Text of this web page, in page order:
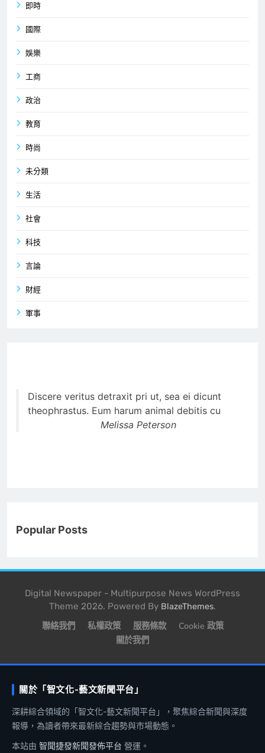
即時
國際
娛樂
工商
政治
教育
時尚
未分類
生活
社會
科技
言論
財經
軍事
Discere veritus detraxit pri ut, sea ei dicunt
theophrastus. Eum harum animal debitis cu
Melissa Peterson
Popular Posts
Digital Newspaper - Multipurpose News WordPress
Theme 2026. Powered By BlazeThemes.
聯絡我們 私權政策 服務條款
Cookie 政策
關於我們
關於「智文化-藝文新聞平台」
深耕綜合領域的「智文化-藝文新聞平台」，聚焦綜合新聞與深度
報導，為讀者帶來最新綜合趨勢與市場動態。
本站由 智聞捷發新聞發佈平台 營運。